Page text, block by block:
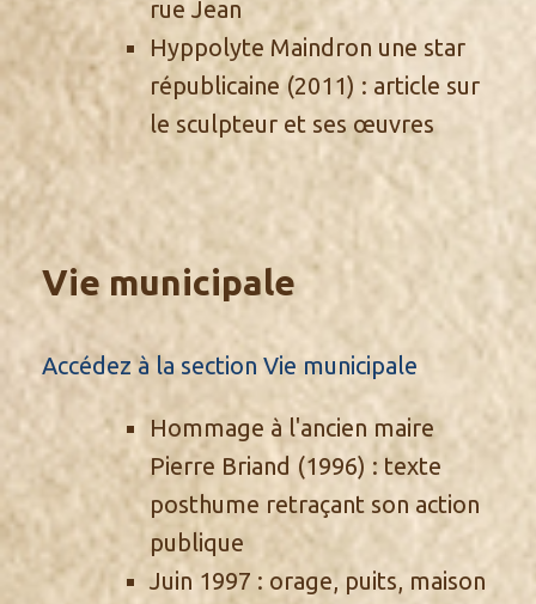
rue Jean
Hyppolyte Maindron une star
républicaine (2011) : article sur
le sculpteur et ses œuvres
Vie municipale
Accédez à la section Vie municipale
Hommage à l'ancien maire
Pierre Briand (1996) : texte
posthume retraçant son action
publique
Juin 1997 : orage, puits, maison